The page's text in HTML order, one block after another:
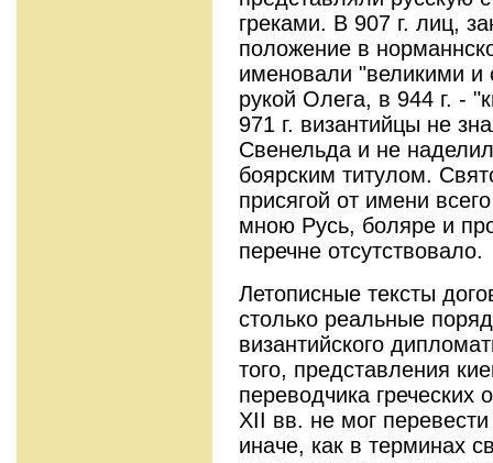
греками. В 907 г. лиц,
положение в
именовали "великими и
рукой Олега, в 944 г. -
971 г. византийцы не
Свенельда и не
боярским титулом.
присягой от имени
мною Русь, боляре и
перечне отсутствовало.
Летописные тексты
столько реальные
византийского
того, представления
переводчика греческих
XII вв. не мог
иначе, как в терминах